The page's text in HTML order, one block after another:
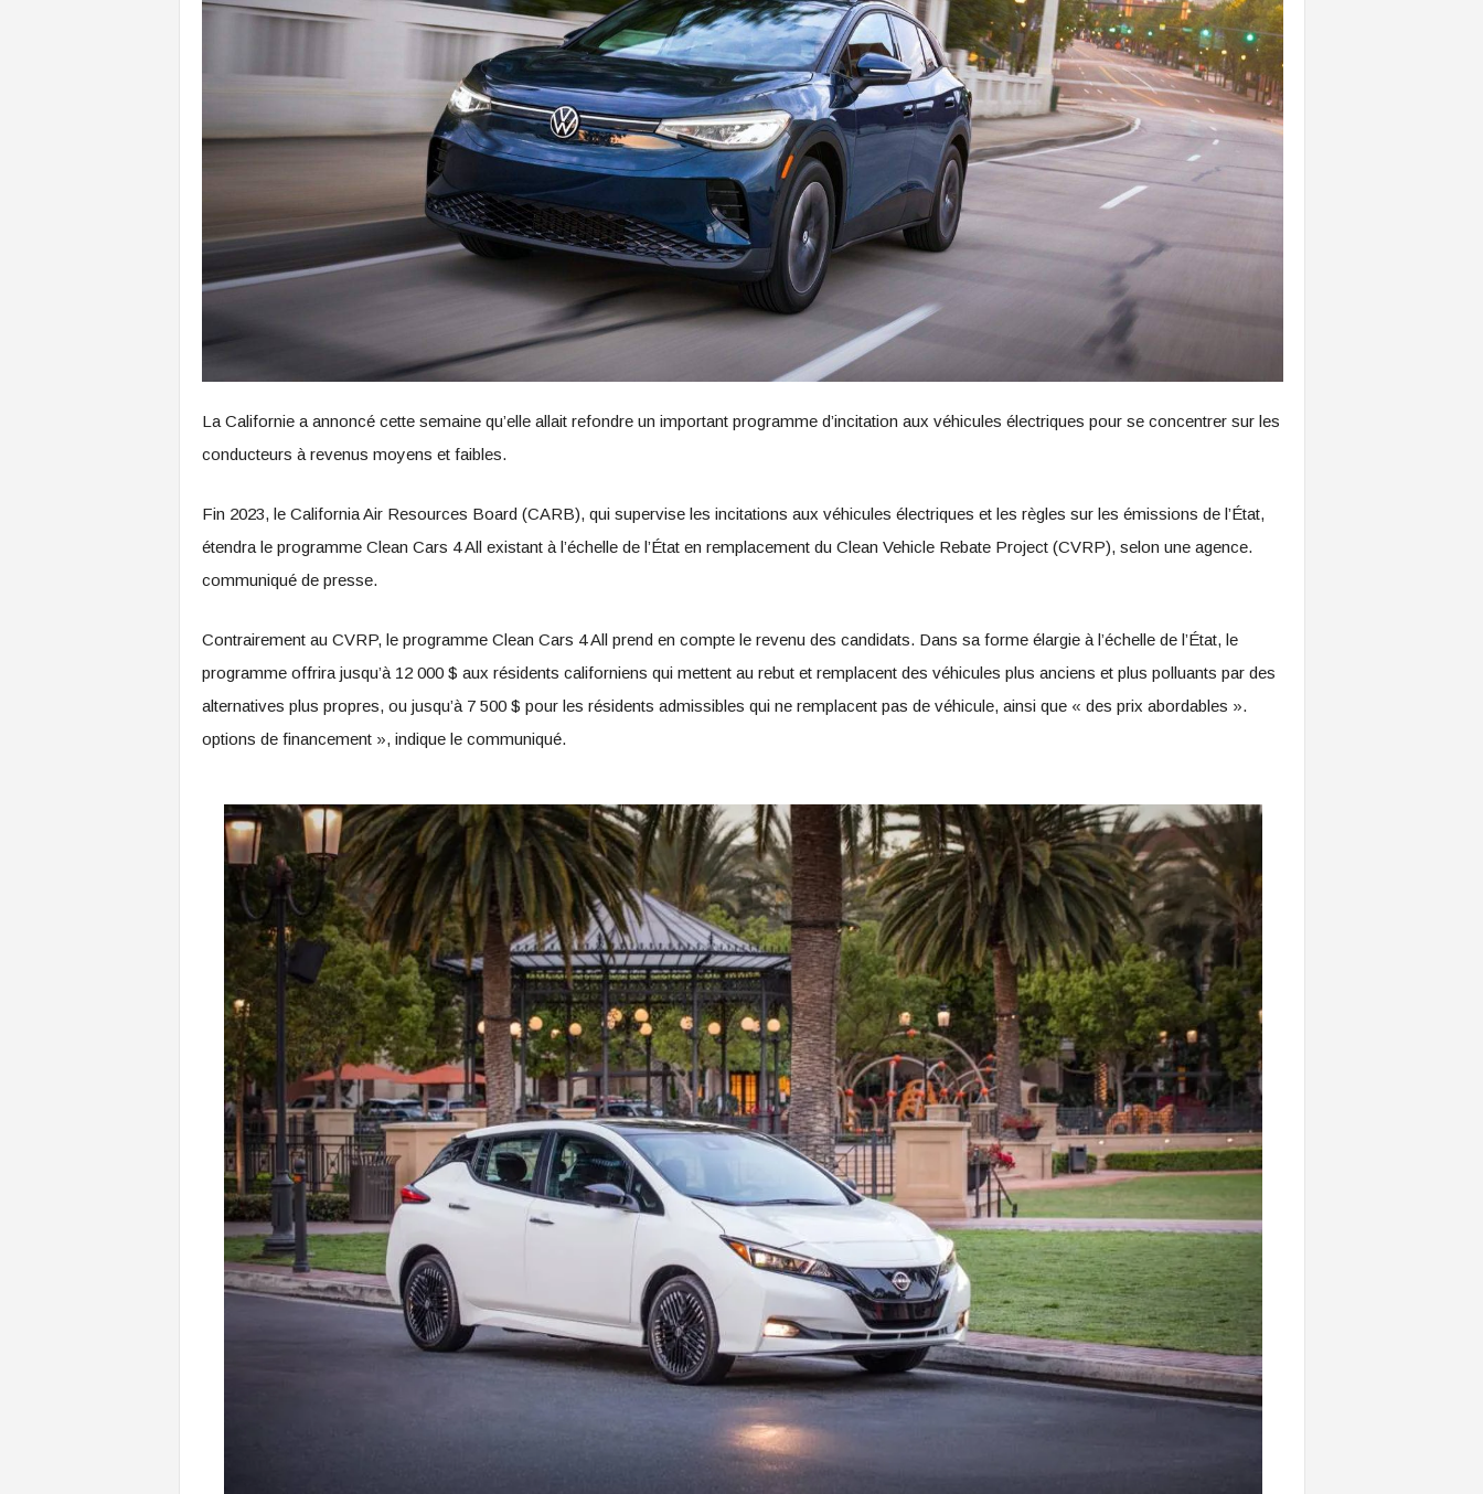
La Californie a annoncé cette semaine qu’elle allait refondre un important programme d’incitation aux véhicules électriques pour se concentrer sur les
conducteurs à revenus moyens et faibles.
Fin 2023, le California Air Resources Board (CARB), qui supervise les incitations aux véhicules électriques et les règles sur les émissions de l’État,
étendra le programme Clean Cars 4 All existant à l’échelle de l’État en remplacement du Clean Vehicle Rebate Project (CVRP), selon une agence.
communiqué de presse.
Contrairement au CVRP, le programme Clean Cars 4 All prend en compte le revenu des candidats. Dans sa forme élargie à l’échelle de l’État, le
programme offrira jusqu’à 12 000 $ aux résidents californiens qui mettent au rebut et remplacent des véhicules plus anciens et plus polluants par des
alternatives plus propres, ou jusqu’à 7 500 $ pour les résidents admissibles qui ne remplacent pas de véhicule, ainsi que « des prix abordables ».
options de financement », indique le communiqué.